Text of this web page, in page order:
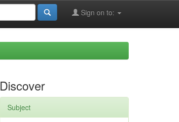
Sign on to:
Discover
Subject